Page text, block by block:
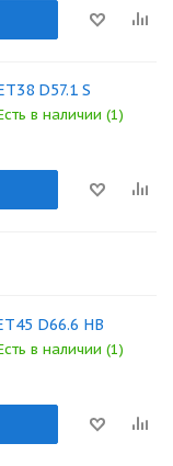
D57.1 S
в наличии (1)
D66.6 HB
в наличии (1)